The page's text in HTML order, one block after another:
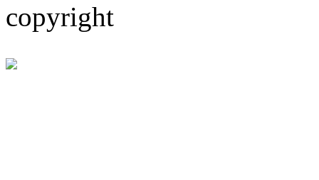
copyright